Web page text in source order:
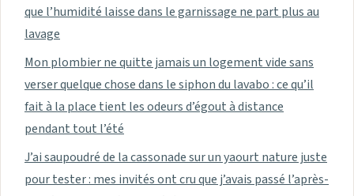
que l’humidité laisse dans le garnissage ne part plus au
lavage
Mon plombier ne quitte jamais un logement vide sans
verser quelque chose dans le siphon du lavabo : ce qu’il
fait à la place tient les odeurs d’égout à distance
pendant tout l’été
J’ai saupoudré de la cassonade sur un yaourt nature juste
pour tester : mes invités ont cru que j’avais passé l’après-